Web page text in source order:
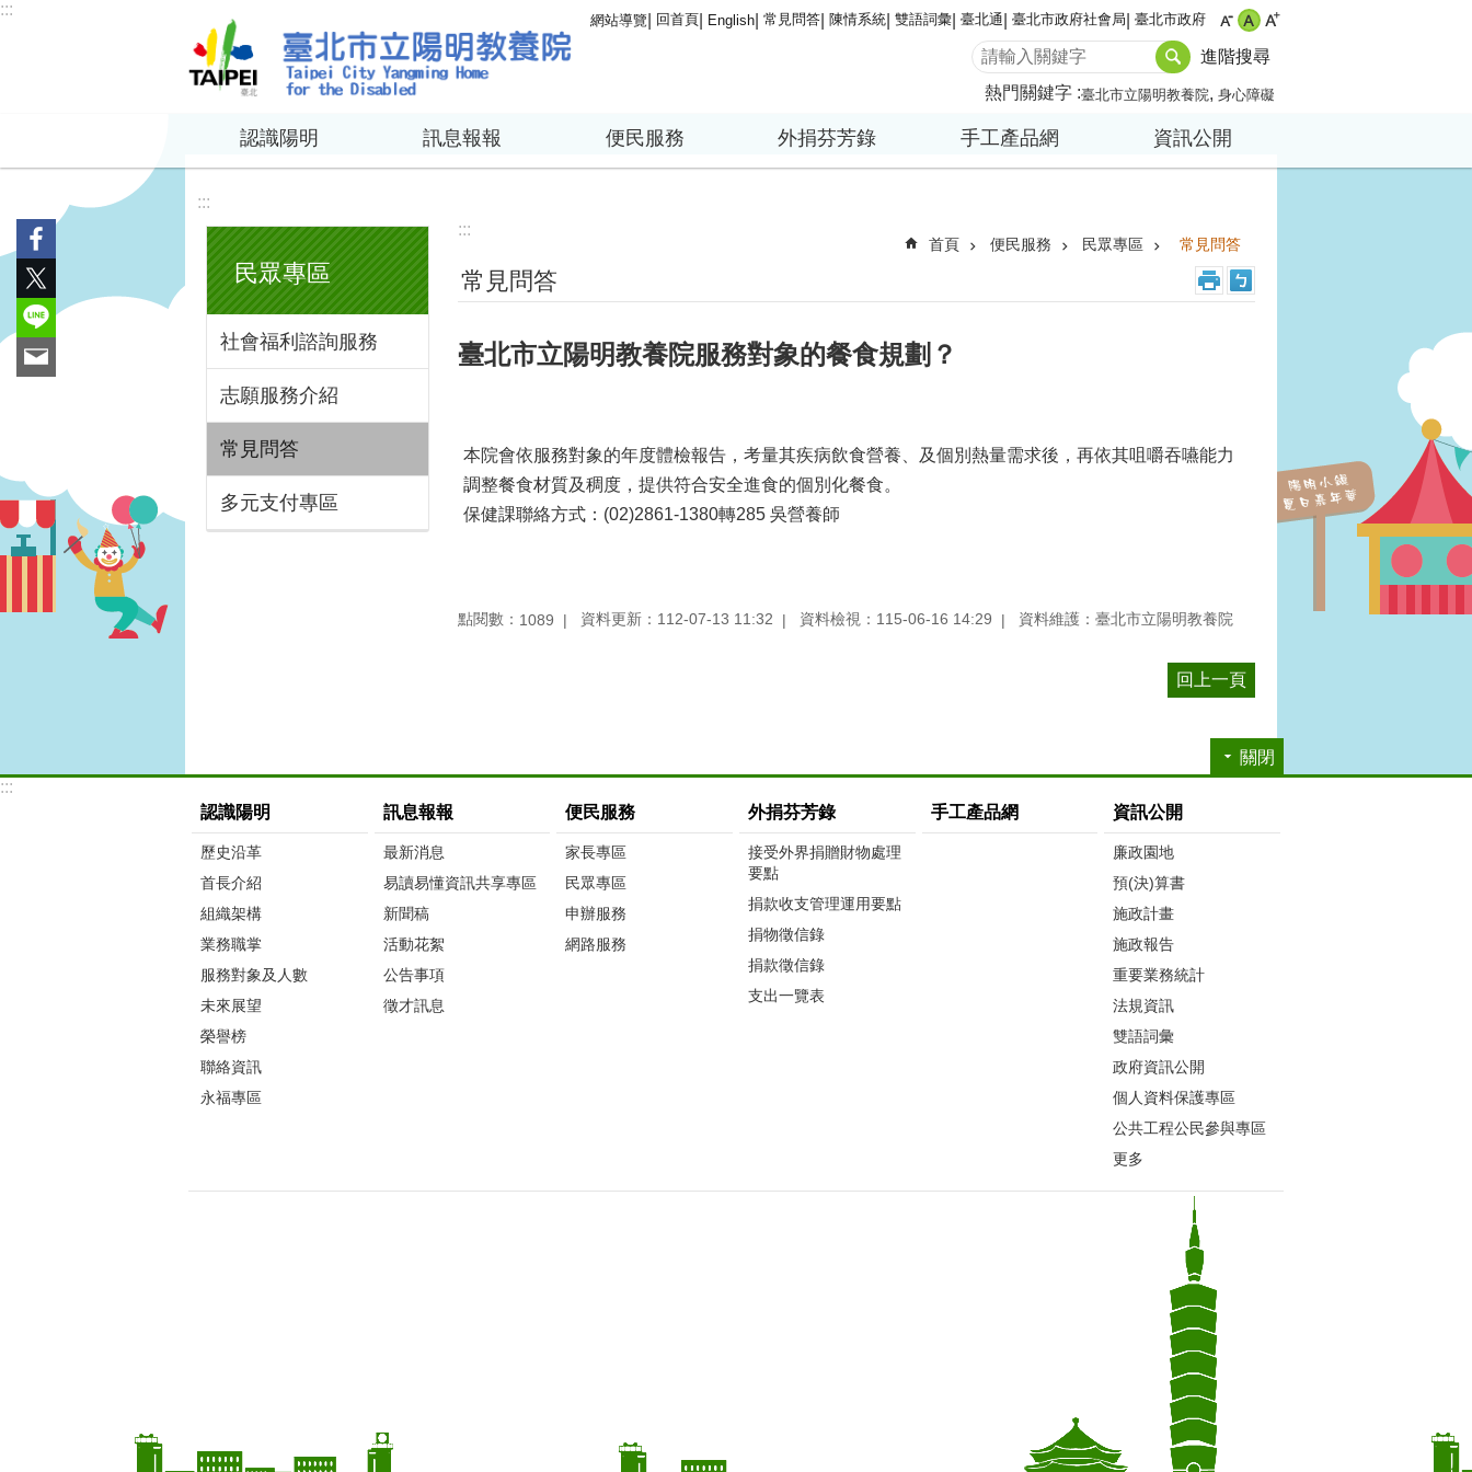
跳到主要內容區塊
:::
網站導覽 回首頁 English 常見問答 陳情系統 雙語詞彙 臺北通 臺北市政府社會局 臺北市政府
進階搜尋
熱門關鍵字 臺北市立陽明教養院 身心障礙
認識陽明 訊息報報 便民服務 外捐芬芳錄 手工產品網 資訊公開
:::
民眾專區
社會福利諮詢服務
志願服務介紹
常見問答
多元支付專區
:::
首頁 便民服務 民眾專區 常見問答
常見問答
臺北市立陽明教養院服務對象的餐食規劃？
本院會依服務對象的年度體檢報告，考量其疾病飲食營養、及個別熱量需求後，再依其咀嚼吞嚥能力
調整餐食材質及稠度，提供符合安全進食的個別化餐食。
保健課聯絡方式：(02)2861-1380轉285 吳營養師
點閱數： 1089 資料更新：112-07-13 11:32 資料檢視：115-06-16 14:29 資料維護：臺北市立陽明教養院
回上一頁
關閉
:::
認識陽明
歷史沿革
首長介紹
組織架構
業務職掌
服務對象及人數
未來展望
榮譽榜
聯絡資訊
永福專區
訊息報報
最新消息
易讀易懂資訊共享專區
新聞稿
活動花絮
公告事項
徵才訊息
便民服務
家長專區
民眾專區
申辦服務
網路服務
外捐芬芳錄
接受外界捐贈財物處理
要點
捐款收支管理運用要點
捐物徵信錄
捐款徵信錄
支出一覽表
手工產品網 資訊公開
廉政園地
預(決)算書
施政計畫
施政報告
重要業務統計
法規資訊
雙語詞彙
政府資訊公開
個人資料保護專區
公共工程公民參與專區
更多